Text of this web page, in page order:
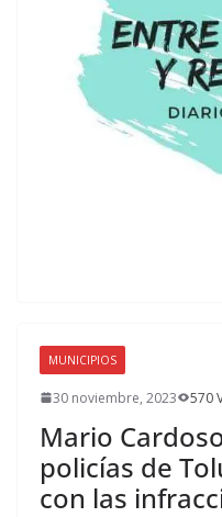
MUNICIPIOS
30 noviembre, 2023 570
Mario
policías de
con las